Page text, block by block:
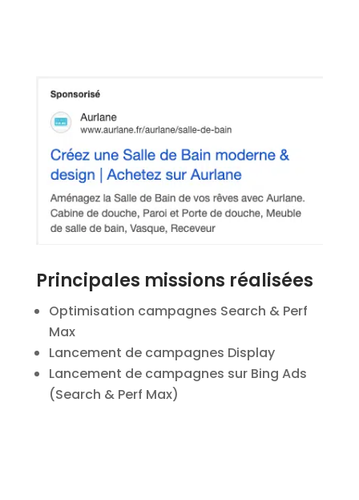
Principales missions réalisées
Optimisation campagnes Search & Perf
Max
Lancement de campagnes Display
Lancement de campagnes sur Bing Ads
(Search & Perf Max)